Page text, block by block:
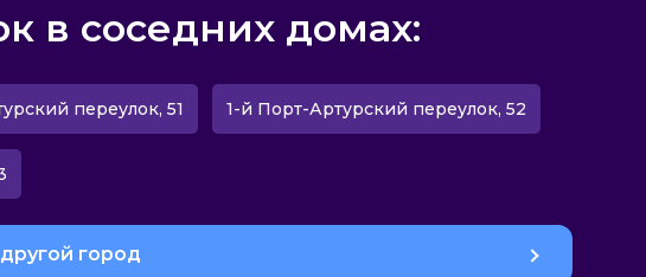
в соседних домах:
переулок, 51 1-й Порт-Артурский переулок, 52
город